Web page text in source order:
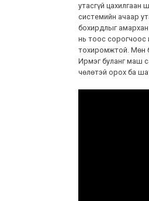
утасгүй цахилгаан
системийн ачаар
бохирдлыг амархан
нь тоос сорогчоос
тохиромжтой. Мөн
Ирмэг буланг маш
чөлөтэй орох ба